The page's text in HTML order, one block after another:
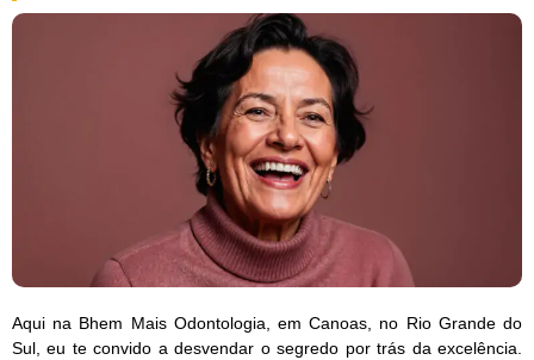
Aqui na Bhem Mais Odontologia , em Canoas, no Rio Grande do
Sul , eu te convido a desvendar o segredo por trás da excelência.